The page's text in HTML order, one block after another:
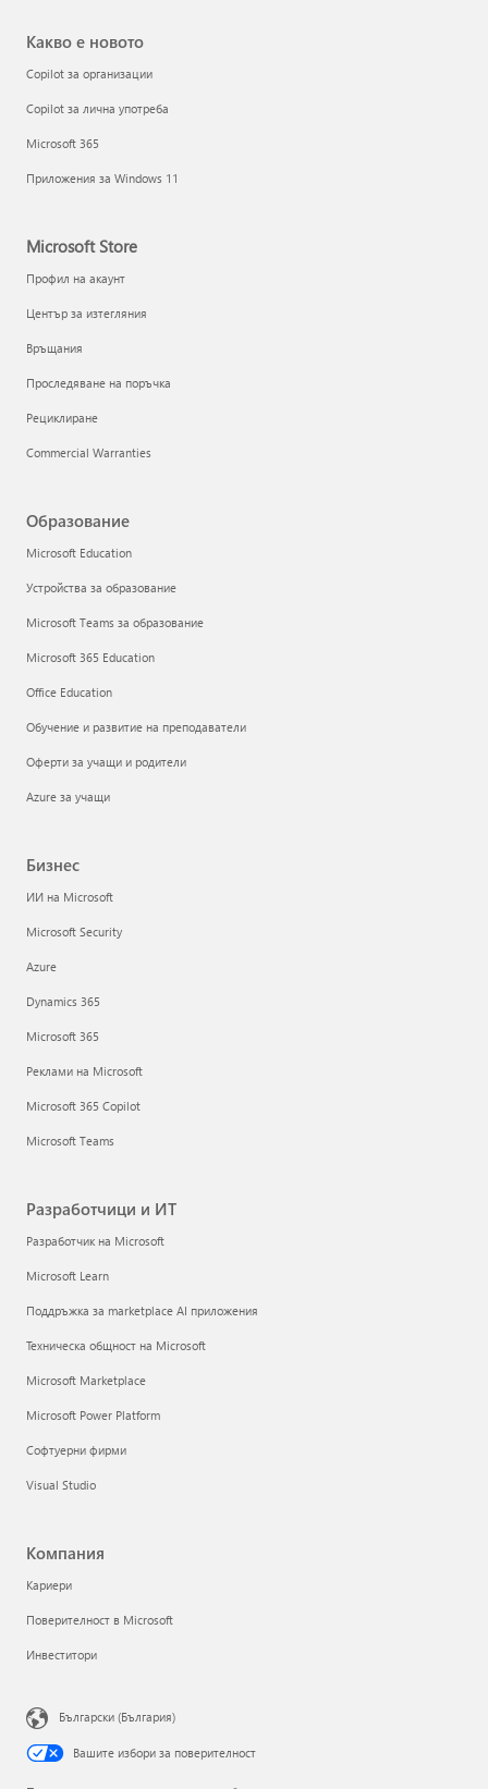
Какво е новото
Copilot за организации
Copilot за лична употреба
Microsoft 365
Приложения за Windows 11
Microsoft Store
Профил на акаунт
Център за изтегляния
Връщания
Проследяване на поръчка
Рециклиране
Commercial Warranties
Образование
Microsoft Education
Устройства за образование
Microsoft Teams за образование
Microsoft 365 Education
Office Education
Обучение и развитие на преподаватели
Оферти за учащи и родители
Azure за учащи
Бизнес
ИИ на Microsoft
Microsoft Security
Azure
Dynamics 365
Microsoft 365
Реклами на Microsoft
Microsoft 365 Copilot
Microsoft Teams
Разработчици и ИТ
Разработчик на Microsoft
Microsoft Learn
Поддръжка за marketplace AI приложения
Техническа общност на Microsoft
Microsoft Marketplace
Microsoft Power Platform
Софтуерни фирми
Visual Studio
Компания
Кариери
Поверителност в Microsoft
Инвеститори
Български (България)
Вашите избори за поверителност